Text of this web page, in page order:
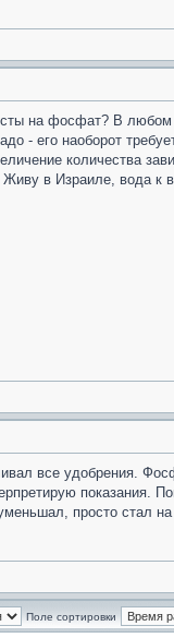
на фосфат? В
- его наоборот
количества
в Израиле, вода
все удобрения.
просто стал
Поле сортировки